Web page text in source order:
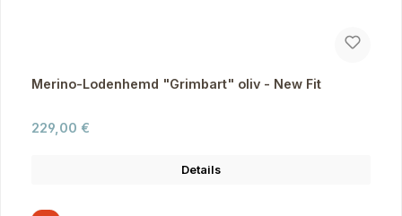
Merino-Lodenhemd "Grimbart" oliv - New Fit
Regulärer Preis:
229,00 €
Details